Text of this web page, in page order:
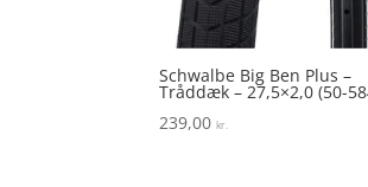
Schwalbe Big Ben Plus –
Tråddæk – 27,5×2,0 (50-
239,00kr.